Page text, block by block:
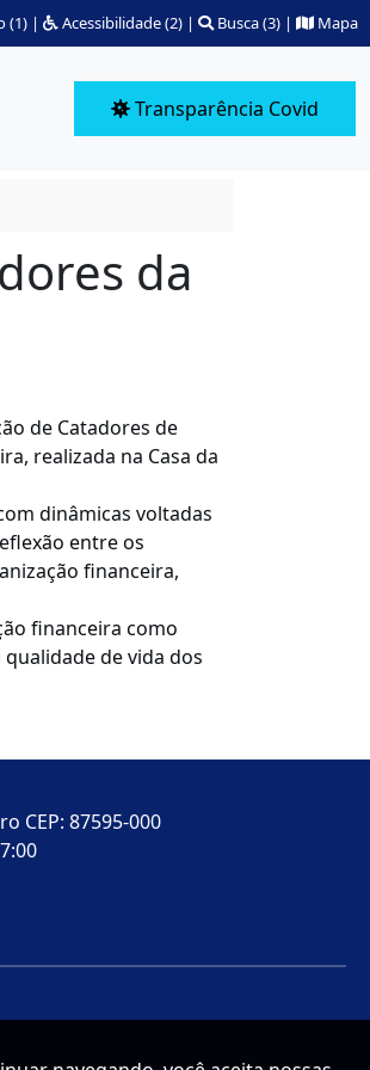
(1) | Acessibilidade (2) | Busca (3) | Mapa
Transparência Covid
da
de Catadores de
realizada na Casa da
dinâmicas voltadas
entre os
financeira,
financeira como
de vida dos
CEP: 87595-000